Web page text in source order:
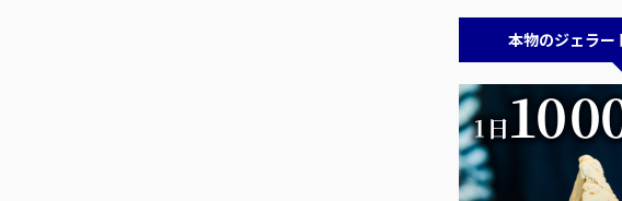
本物のジェラー